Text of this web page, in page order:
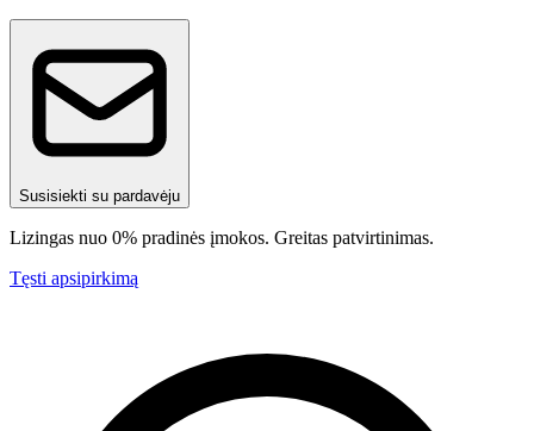
Susisiekti su pardavėju
Lizingas nuo 0% pradinės įmokos. Greitas patvirtinimas.
Tęsti apsipirkimą